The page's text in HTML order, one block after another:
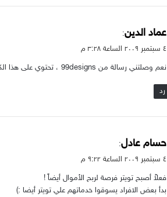
ي
ل
عماد الدين:
٤ سبتمبر ۲۰۰۹ الساعة ۳:۲۸ م
نعم وصلتني رسالة من 99designs ، تحتوي على هذا الكتاب ، مبادرة رائعة و المستفيد الاكبر نحن :)
رد
ي
ل
حسام عادل:
٤ سبتمبر ۲۰۰۹ الساعة ۹:۲۲ م
فعلاً أصبح تويتر فرصة لربح الأموال أيضاً !
بدأ بعض الافراد يسوقوا خدماتهم علي تويتر أيضا :)